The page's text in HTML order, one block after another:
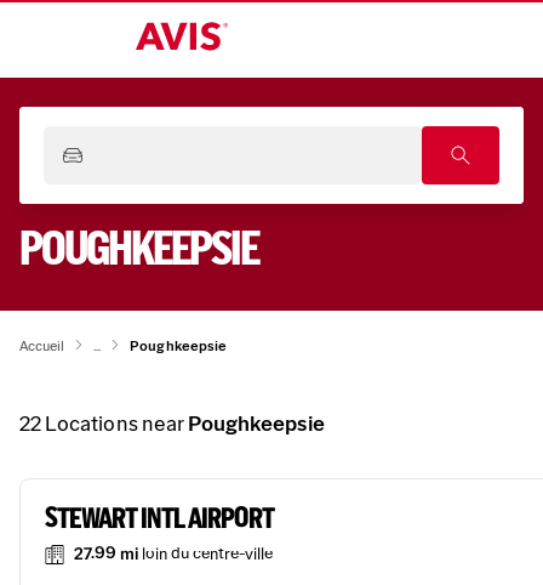
POUGHKEEPSIE
Accueil ... Poughkeepsie
22Locations nearPoughkeepsie
STEWART INTL AIRPORT
27.99 mi loin du centre-ville